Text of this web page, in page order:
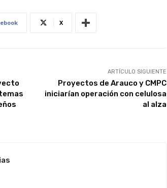
X
ARTÍCULO SIGUIENTE
Proyectos de Arauco y CMPC
iniciarían operación con celulosa
al alza